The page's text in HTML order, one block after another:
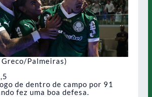
Palmeiras)
de dentro de campo por 91
fez uma boa defesa.